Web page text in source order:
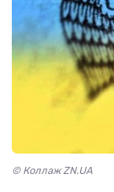
© Коллаж ZN.UA